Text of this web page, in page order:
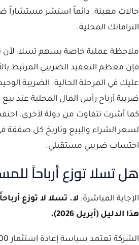
حالات معينة. دائماً استشر مستشاراً
التزاماتك المحلية.
ملاحظة عملية خاصة بسهم تسلا: لأن
فإن معظم التعقيد الضريبي المرتبط
عليك في المرحلة الحالية. الضريبة
ضريبة أرباح رأس المال المحلية عند بيع
كما أشرت تتفاوت من دولة لأخرى.
لسعر الشراء والبيع وتاريخ كل صفقة
احتساب ضريبي مستقبلي.
هل تسلا توزع أرباحاً
الإجابة المباشرة: لا. تسلا لا توزع
هذا الدليل (أبريل 2026).